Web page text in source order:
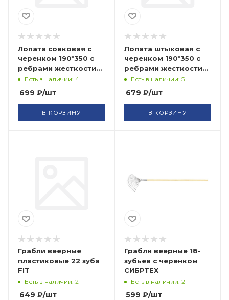
Лопата совковая с
черенком 190*350 с
ребрами жесткости
FITЕсть в наличии: 4
699 ₽/шт
В КОРЗИНУ
Лопата штыковая с
черенком 190*350 с
ребрами жесткости
FITЕсть в наличии: 5
679 ₽/шт
В КОРЗИНУ
Грабли веерные
пластиковые 22 зуба
FIT
Есть в наличии: 2
649 ₽/шт
Грабли веерные 18-
зубьев с черенком
СИБРТЕХ
Есть в наличии: 2
599 ₽/шт